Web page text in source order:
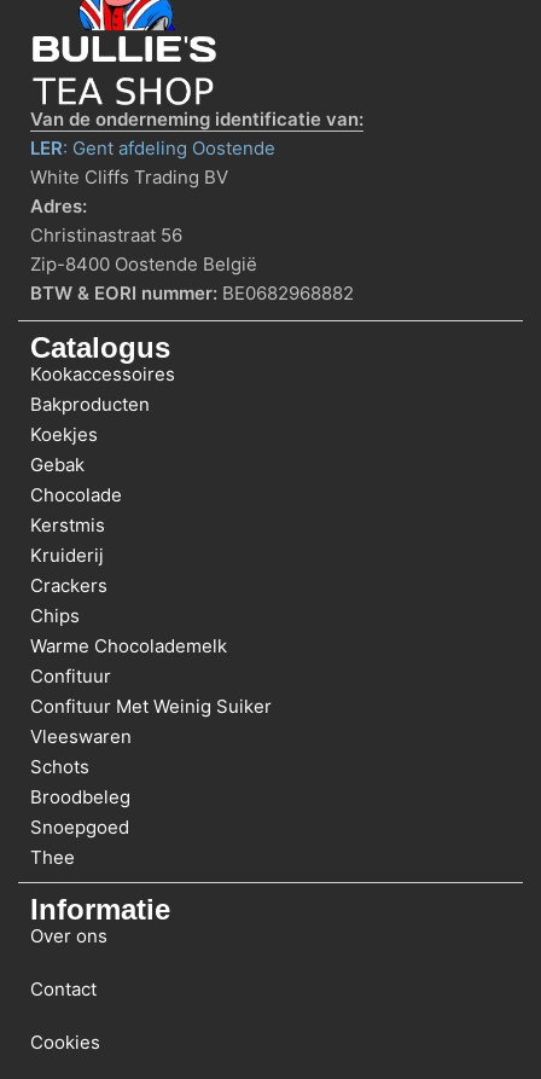
Van de onderneming identificatie van:
LER: Gent afdeling Oostende
White Cliffs Trading BV
Adres:
Christinastraat 56
Zip-8400 Oostende België
BTW & EORI nummer: BE0682968882
Catalogus
Kookaccessoires
Bakproducten
Koekjes
Gebak
Chocolade
Kerstmis
Kruiderij
Crackers
Chips
Warme Chocolademelk
Confituur
Confituur Met Weinig Suiker
Vleeswaren
Schots
Broodbeleg
Snoepgoed
Thee
Informatie
Over ons
Contact
Cookies